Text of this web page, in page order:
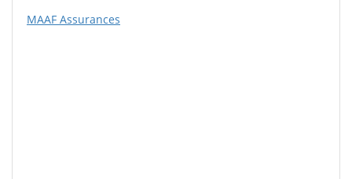
MAAF Assurances